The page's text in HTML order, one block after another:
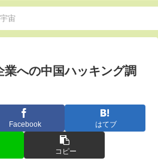
宙
への中国ハッキング調
Facebook はてブ
コピー